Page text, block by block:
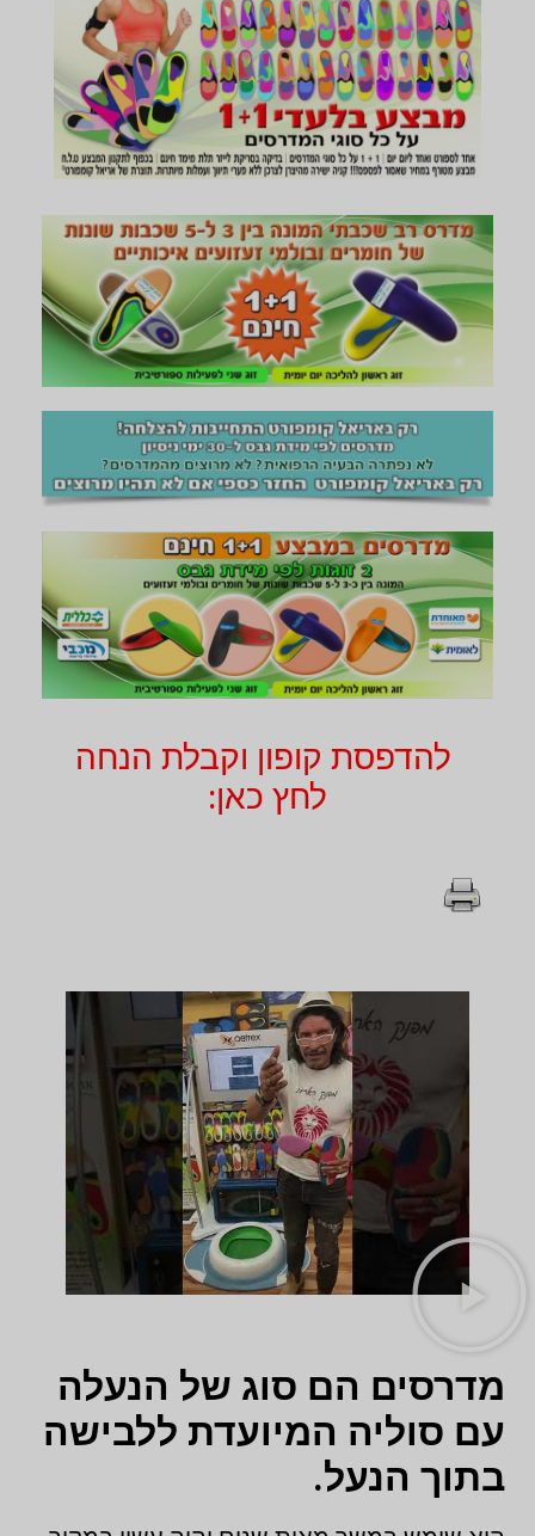
להדפסת קופון וקבלת הנחה
לחץ כאן:
מדרסים הם סוג של הנעלה
עם סוליה המיועדת ללבישה
בתוך הנעל.